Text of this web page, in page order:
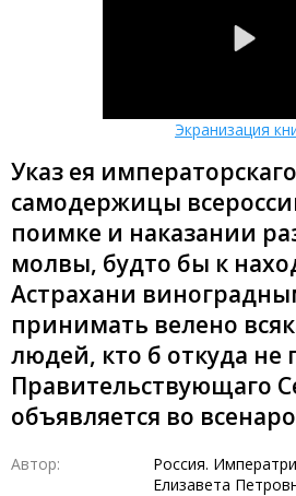
Экранизация
Указ ея
самодержицы
поимке и наказании
молвы, будто бы к
Астрахани
принимать велено
людей, кто б откуда
Правительствующаго
объявляется во
Автор:
Россия.
Елизавета